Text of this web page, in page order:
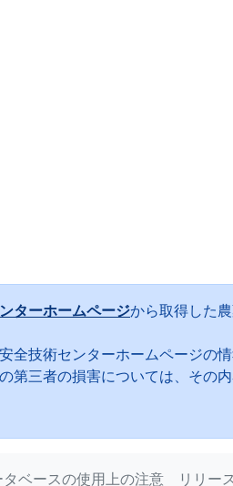
ターホームページから取得した
全技術センターホームページの
第三者の損害については、その
ベースの使用上の注意 リリー